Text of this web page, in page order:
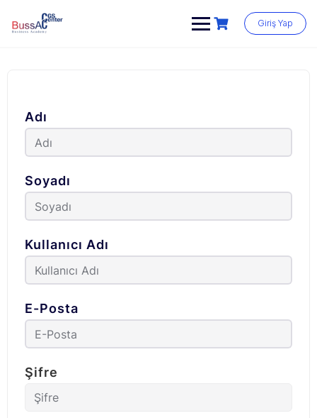
content
Giriş Yap
Adı
Soyadı
Kullanıcı Adı
E-Posta
Şifre